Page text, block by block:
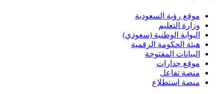
موقع رؤية السعودية
وزارة التعليم
البوابة الوطنية (سعودي)
هيئة الحكومة الرقمية
البيانات المفتوحة
موقع جدارات
منصة تفاعل
منصة استطلاع